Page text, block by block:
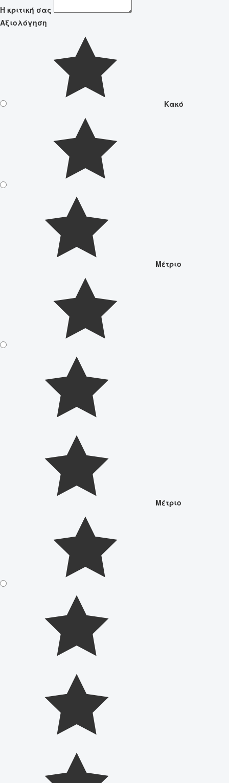
Η κριτική σας
Αξιολόγηση
Κακό
Μέτριο
Μέτριο